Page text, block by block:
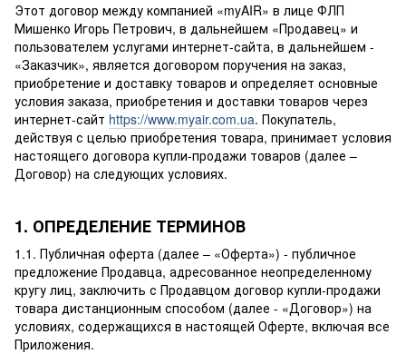
Этот договор между компанией «myAIR» в лице ФЛП
Мишенко Игорь Петрович, в дальнейшем «Продавец» и
пользователем услугами интернет-сайта, в дальнейшем -
«Заказчик», является договором поручения на заказ,
приобретение и доставку товаров и определяет основные
условия заказа, приобретения и доставки товаров через
интернет-сайт https://www.myair.com.ua. Покупатель,
действуя с целью приобретения товара, принимает условия
настоящего договора купли-продажи товаров (далее –
Договор) на следующих условиях.
1. ОПРЕДЕЛЕНИЕ ТЕРМИНОВ
1.1. Публичная оферта (далее – «Оферта») - публичное
предложение Продавца, адресованное неопределенному
кругу лиц, заключить с Продавцом договор купли-продажи
товара дистанционным способом (далее - «Договор») на
условиях, содержащихся в настоящей Оферте, включая все
Приложения.